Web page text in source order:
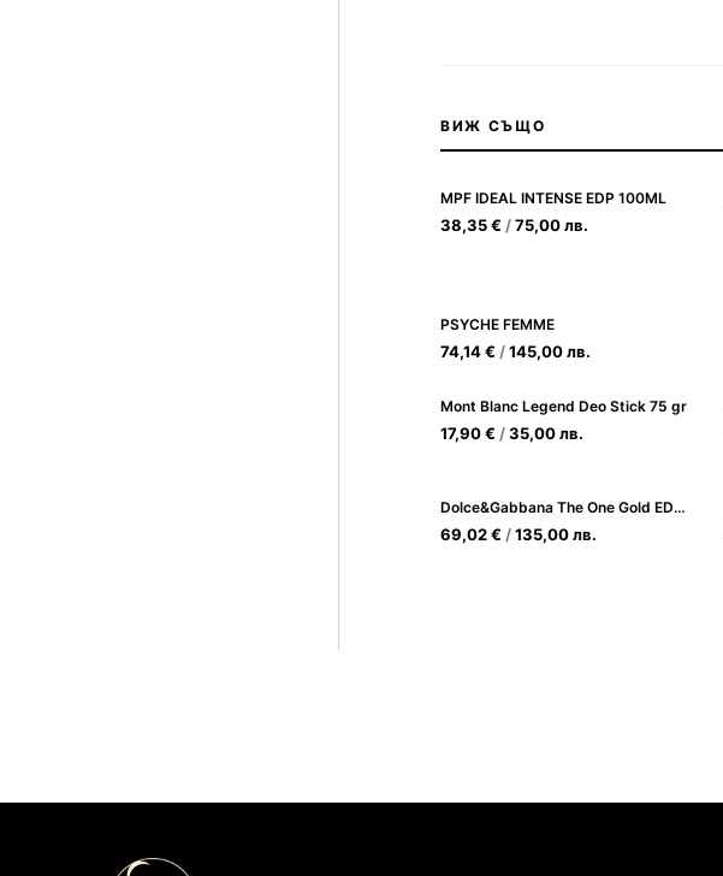
ВИЖ СЪЩО
MPF IDEAL INTENSE EDP 100ML
38,35€ /75,00лв.
PSYCHE FEMME
74,14€ /145,00лв.
Mont Blanc Legend Deo Stick 75 gr
17,90€ /35,00лв.
Dolce&Gabbana The One Gold EDP 75ml за Жени
69,02€ /135,00лв.